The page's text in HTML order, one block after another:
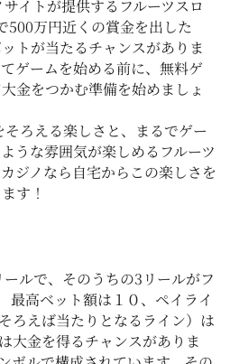
サイトが提供するフルーツスロ
500万円近くの賞金を出した
トが当たるチャンスがありま
ゲームを始める前に、無料ゲ
金をつかむ準備を始めましょ
ろえる楽しさと、まるでゲー
うな雰囲気が楽しめるフルーツ
ジノなら自宅からこの楽しさを
す！
ルで、そのうちの3リールがフ
高ベット額は１０、ペイライ
ろえば当たりとなるライン）は
大金を得るチャンスがありま